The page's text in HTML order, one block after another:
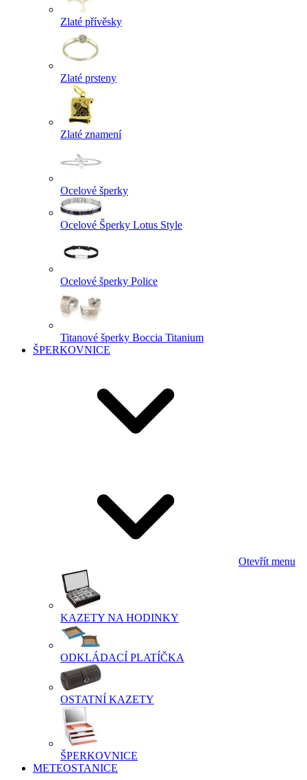
Zlaté přívěsky
Zlaté prsteny
Zlaté znamení
Ocelové šperky
Ocelové Šperky Lotus Style
Ocelové šperky Police
Titanové šperky Boccia Titanium
ŠPERKOVNICE
Otevřít menu
KAZETY NA HODINKY
ODKLÁDACÍ PLATÍČKA
OSTATNÍ KAZETY
ŠPERKOVNICE
METEOSTANICE